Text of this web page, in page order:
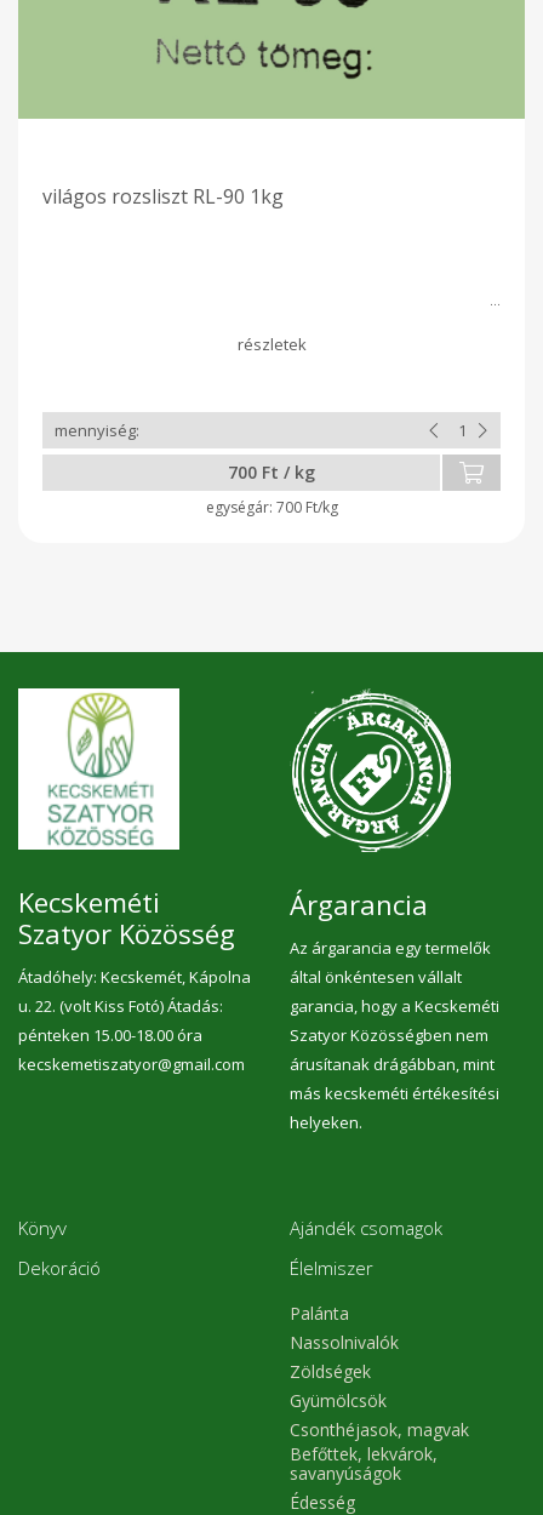
világos rozsliszt RL-90 1kg
700 Ft / kg
700 Ft/kg
Kecskeméti
Szatyor Közösség
Átadóhely: Kecskemét, Kápolna
u. 22. (volt Kiss Fotó) Átadás:
pénteken 15.00-18.00 óra
kecskemetiszatyor@gmail.com
Árgarancia
Az árgarancia egy termelők
által önkéntesen vállalt
garancia, hogy a Kecskeméti
Szatyor Közösségben nem
árusítanak drágábban, mint
más kecskeméti értékesítési
helyeken.
Könyv
Dekoráció
Ajándék csomagok
Élelmiszer
Palánta
Nassolnivalók
Zöldségek
Gyümölcsök
Csonthéjasok, magvak
Befőttek, lekvárok,
savanyúságok
Édesség